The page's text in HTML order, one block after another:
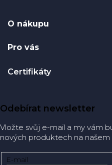
O nákupu
Pro vás
Certifikáty
Odebírat newsletter
Vložte svůj e-mail a my vám
nových produktech na našem
E-mail